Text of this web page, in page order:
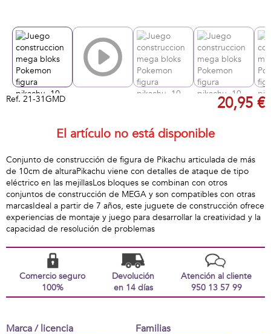
Ref. 21-31GMD 20,95 €
El artículo no está disponible
Conjunto de construcción de figura de Pikachu articulada de más
de 10cm de alturaPikachu viene con detalles de ataque de tipo
eléctrico en las mejillasLos bloques se combinan con otros
conjuntos de construcción de MEGA y son compatibles con otras
marcasIdeal a partir de 7 años, este juguete de construcción ofrece
experiencias de montaje y juego para desarrollar la creatividad y la
capacidad de resolución de problemas
Comercio seguro
100%
Devolución
en 14 días
Atención al cliente
950 13 57 99
Marca / licencia Familias